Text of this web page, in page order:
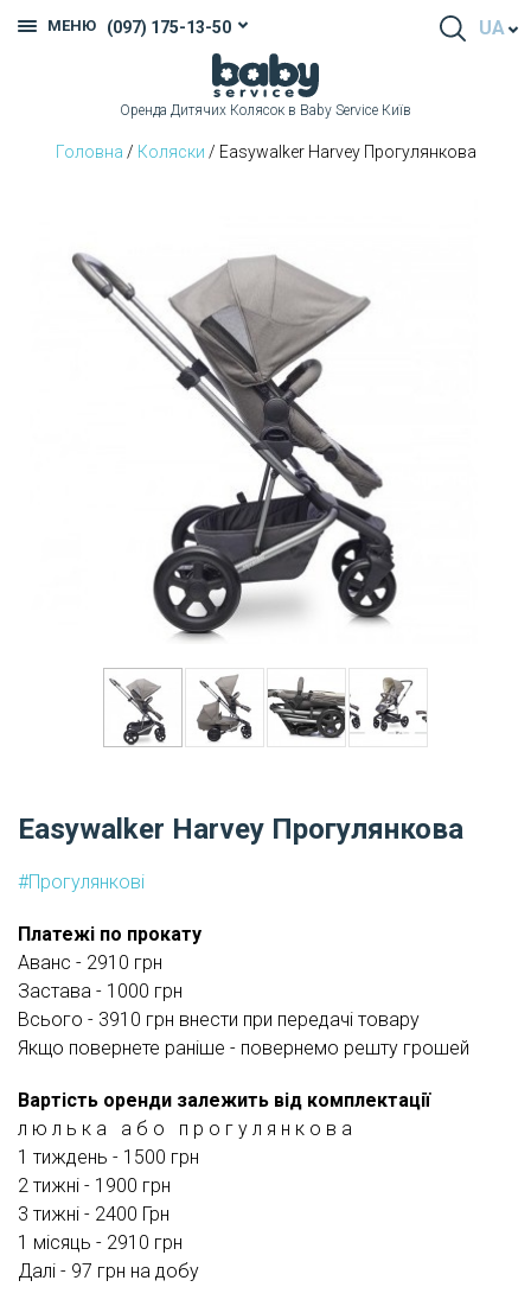
МЕНЮ (097) 175-13-50 UA
Оренда Дитячих Колясок в Baby Service Київ
Головна / Коляски / Easywalker Harvey Прогулянкова
Easywalker Harvey Прогулянкова
#Прогулянкові
Платежі по прокату
Аванс - 2910 грн
Застава - 1000 грн
Всього - 3910 грн внести при передачі товару
Якщо повернете раніше - повернемо решту грошей
Вартість оренди залежить від комплектації
л ю л ь к а а б о п р о г у л я н к о в а
1 тиждень - 1500 грн
2 тижні - 1900 грн
3 тижні - 2400 Грн
1 місяць - 2910 грн
Далі - 97 грн на добу